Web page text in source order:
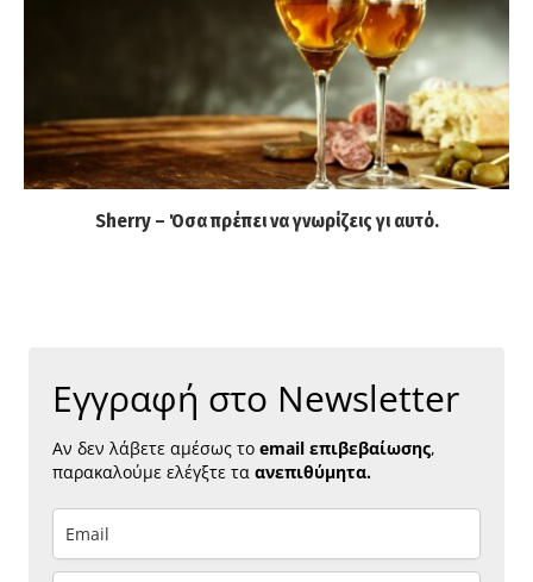
Sherry – Όσα πρέπει να γνωρίζεις γι αυτό.
Εγγραφή στο Newsletter
Αν δεν λάβετε αμέσως το email επιβεβαίωσης,
παρακαλούμε ελέγξτε τα ανεπιθύμητα.